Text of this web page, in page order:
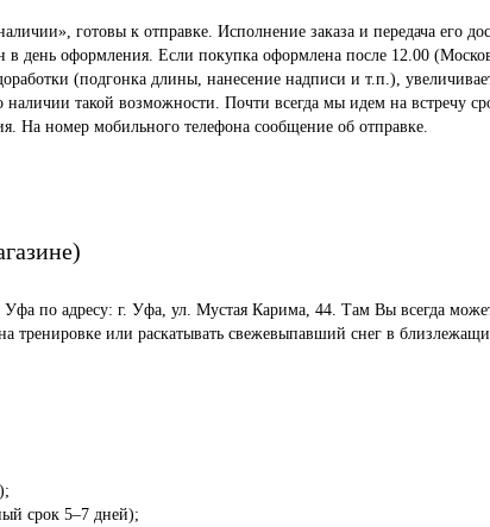
готовы к отправке. Исполнение заказа и передача его
в день оформления. Если покупка оформлена после 12.00
(подгонка длины, нанесение надписи и т.п.),
наличии такой возможности. Почти всегда мы идем на встречу
На номер мобильного телефона сообщение об отправке.
Уфа по адресу: г. Уфа, ул. Мустая Карима, 44. Там Вы всегда
тренировке или раскатывать свежевыпавший снег в
срок 5–7 дней);